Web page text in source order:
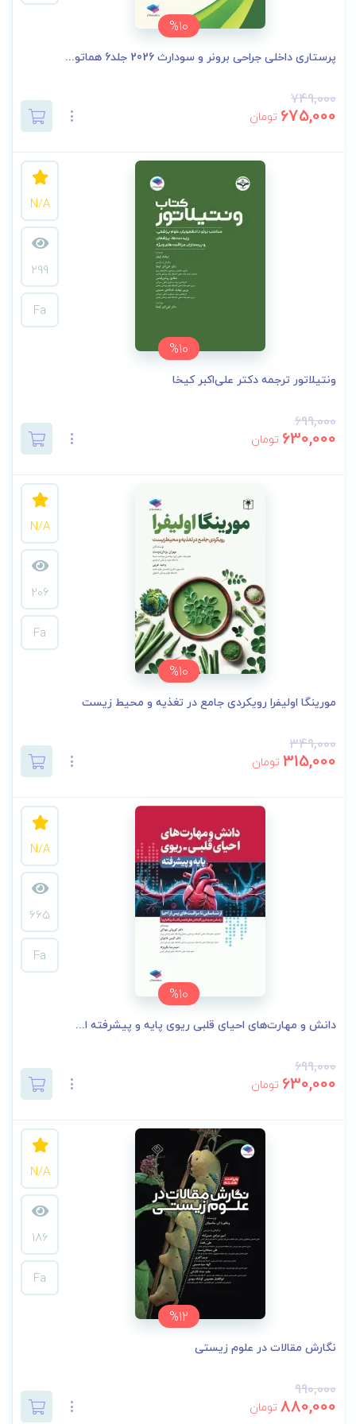
%10
پرستاری داخلی جراحی برونر و سودارث 2026 جلد6 هماتو...
749,000
675,000 تومان
%10
N/A
299
Fa
ونتیلاتور ترجمه دکتر علی‌اکبر کیخا
699,000
630,000 تومان
%10
N/A
206
Fa
مورینگا اولیفرا رویکردی جامع در تغذیه و محیط زیست
349,000
315,000 تومان
%10
N/A
665
Fa
دانش و مهارت‌های‌ احیای قلبی ریوی پایه و پیشرفته ا...
699,000
630,000 تومان
%12
N/A
186
Fa
نگارش مقالات در علوم زیستی
990,000
880,000 تومان